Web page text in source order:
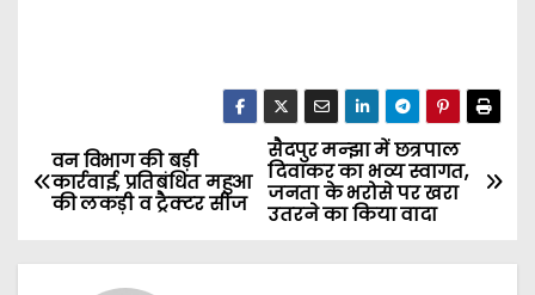
P
o
s
सैदपुर मन्झा में छत्रपाल
दिवाकर का भव्य स्वागत,
जनता के भरोसे पर खरा
उतरने का किया वादा
वन विभाग की बड़ी
कार्रवाई, प्रतिबंधित महुआ
की लकड़ी व ट्रैक्टर सीज